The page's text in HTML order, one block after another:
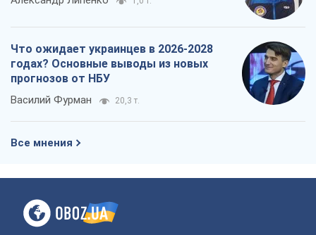
Что ожидает украинцев в 2026-2028
годах? Основные выводы из новых
прогнозов от НБУ
Василий Фурман 20,3 т.
Все мнения